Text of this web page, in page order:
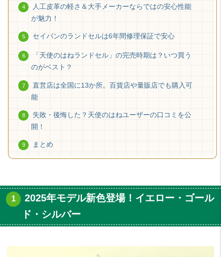
人工皮革の軽さ＆大手メーカーならではの安心性能
が魅力！
セイバンのランドセルは6年間修理保証で安心
「天使のはねランドセル」の完売時期は？いつ買う
のがベスト？
直営店は全国に13か所。百貨店や量販店でも購入可
能
失敗・後悔した？天使のはねユーザーの口コミを公
開！
まとめ
2025年モデル新色登場！イエロー・ゴール
ド・シルバー